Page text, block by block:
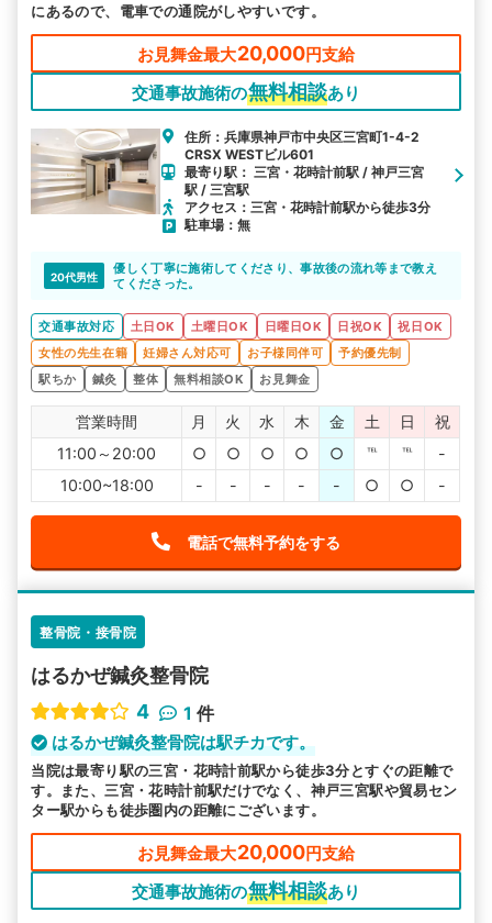
にあるので、電車での通院がしやすいです。
お見舞金最大20,000円支給
交通事故施術の無料相談あり
住所：兵庫県神戸市中央区三宮町1-4-2
CRSX WESTビル601
最寄り駅： 三宮・花時計前駅 / 神戸三宮
駅 / 三宮駅
アクセス：三宮・花時計前駅から徒歩3分
駐車場：無
20代男性
優しく丁寧に施術してくださり、事故後の流れ等まで教え
てくださった。
交通事故対応 土日OK 土曜日OK 日曜日OK 日祝OK
祝日OK
女性の先生在籍
妊婦さん対応可 お子様同伴可
予約優先制
駅ちか
鍼灸 整体 無料相談OK お見舞金
営業時間 月 火 水 木 金 土 日
祝
11:00～20:00
○ ○ ○ ○ ○ ℡ ℡
-
10:00~18:00
- - - - - ○ ○ -
電話で無料予約をする
整骨院・接骨院
はるかぜ鍼灸整骨院
4
1 件
はるかぜ鍼灸整骨院は駅チカです。
当院は最寄り駅の三宮・花時計前駅から徒歩3分とすぐの距離で
す。また、三宮・花時計前駅だけでなく、神戸三宮駅や貿易セン
ター駅からも徒歩圏内の距離にございます。
お見舞金最大20,000円支給
交通事故施術の無料相談あり